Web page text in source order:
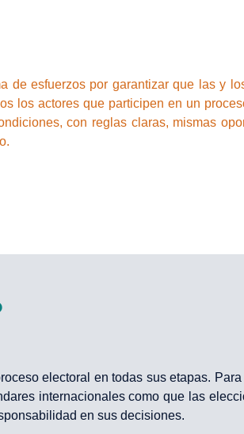
de esfuerzos por garantizar que las y
los actores que participen en un
con reglas claras, mismas
electoral en todas sus etapas.
internacionales como que las
en sus decisiones.